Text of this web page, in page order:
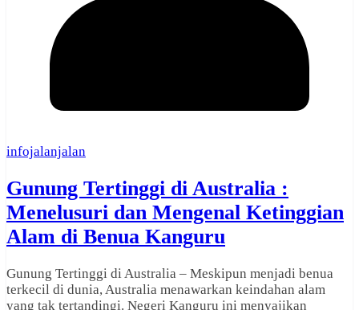
infojalanjalan
Gunung Tertinggi di Australia :
Menelusuri dan Mengenal Ketinggian
Alam di Benua Kanguru
Gunung Tertinggi di Australia – Meskipun menjadi benua
terkecil di dunia, Australia menawarkan keindahan alam
yang tak tertandingi. Negeri Kanguru ini menyajikan